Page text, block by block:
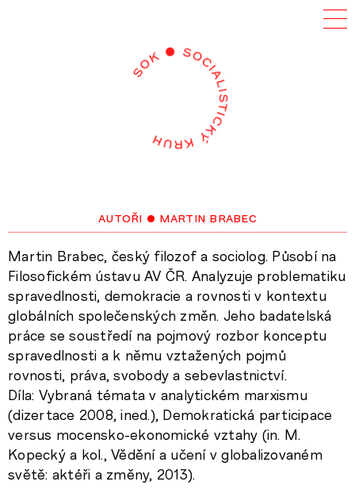
autoři • martin brabec
Martin Brabec, český filozof a sociolog. Působí na
Filosofickém ústavu AV ČR. Analyzuje problematiku
spravedlnosti, demokracie a rovnosti v kontextu
globálních společenských změn. Jeho badatelská
práce se soustředí na pojmový rozbor konceptu
spravedlnosti a k němu vztažených pojmů
rovnosti, práva, svobody a sebevlastnictví.
Díla: Vybraná témata v analytickém marxismu
(dizertace 2008, ined.), Demokratická participace
versus mocensko-ekonomické vztahy (in. M.
Kopecký a kol., Vědění a učení v globalizovaném
světě: aktéři a změny, 2013).